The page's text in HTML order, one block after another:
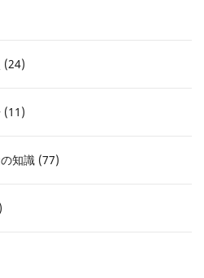
(24)
(11)
知識 (77)